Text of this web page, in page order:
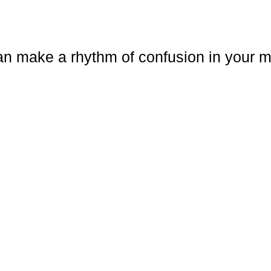
make a rhythm of confusion in your